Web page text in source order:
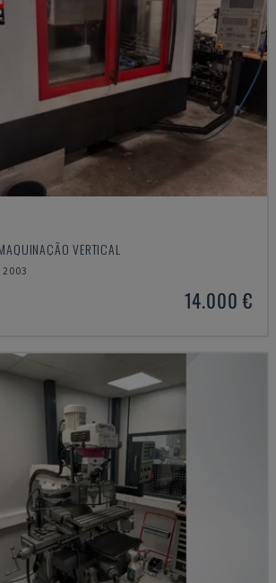
VERTICAL
2003
14.000 €